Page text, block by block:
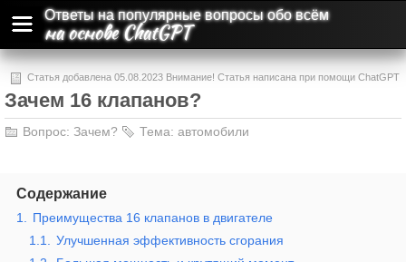
Ответы на популярные вопросы обо всём
на основе ChatGPT
Статья добавлена 05.08.2023 Внимание! Статья написана при помощи ChatGPT
и может содержать ошибки и неточности.
Зачем 16 клапанов?
Вопрос: Зачем? Тема: автомобили
Содержание
1.
Преимущества 16 клапанов в двигателе
1.1.
Улучшенная эффективность сгорания